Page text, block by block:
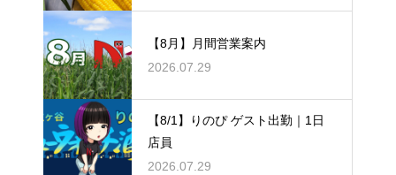
【8月】月間営業案内
2026.07.29
【8/1】りのぴ ゲスト出勤｜1日
店員
2026.07.29